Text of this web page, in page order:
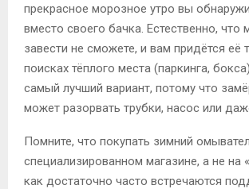
прекрасное морозное утро вы
вместо своего бачка. Естественно, что
завести не сможете, и вам придётся её
поисках тёплого места (паркинга,
самый лучший вариант, потому что
может разорвать трубки, насос или
Помните, что покупать зимний
специализированном магазине, а не на
как достаточно часто встречаются